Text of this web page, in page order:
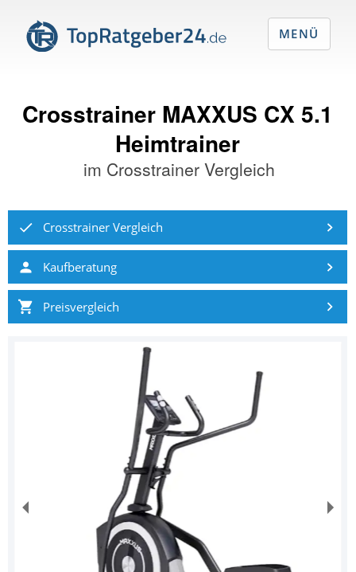
Crosstrainer MAXXUS CX 5.1
Heimtrainer
im Crosstrainer Vergleich
Crosstrainer Vergleich
Kaufberatung
Preisvergleich
MENÜ